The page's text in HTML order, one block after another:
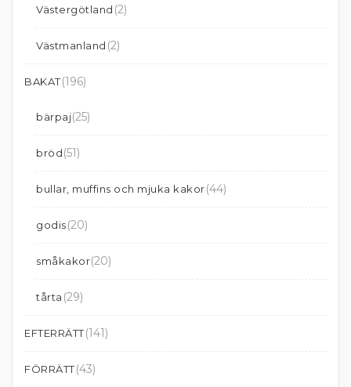
Västergötland (2)
Västmanland (2)
BAKAT(196)
bärpaj(25)
bröd(51)
bullar, muffins och mjuka kakor(44)
godis(20)
småkakor(20)
tårta (29)
EFTERRÄTT(141)
FÖRRÄTT(43)